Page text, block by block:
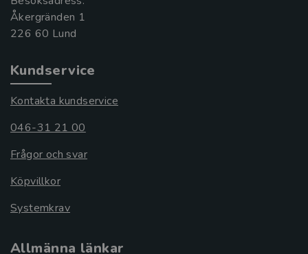
Åkergränden 1
Kundservice
Kontakta kundservice
046-31 21 00
Frågor och svar
Köpvillkor
Systemkrav
Allmänna länkar